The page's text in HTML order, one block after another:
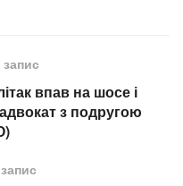
впав на шосе і
з подругою